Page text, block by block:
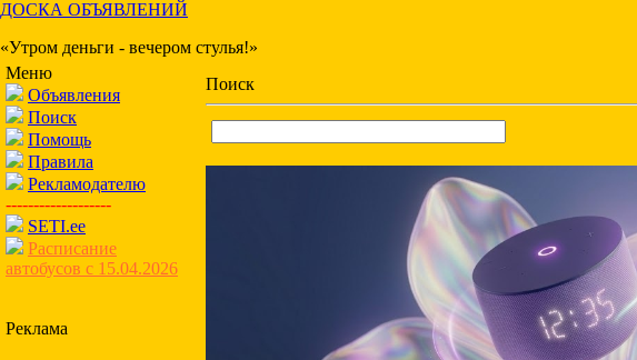
ДОСКА ОБЪЯВЛЕНИЙ
«Утром деньги - вечером стулья!»
Меню
Объявления
Поиск
Помощь
Правила
Рекламодателю
-------------------
SETI.ee
Расписание
автобусов с 15.04.2026
Реклама
Поиск